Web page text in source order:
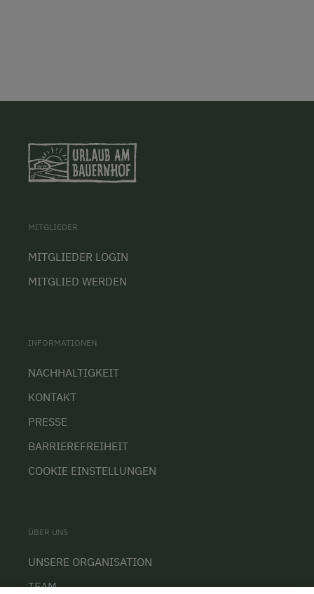
MITGLIEDER
MITGLIEDER LOGIN
MITGLIED WERDEN
INFORMATIONEN
NACHHALTIGKEIT
KONTAKT
PRESSE
BARRIEREFREIHEIT
COOKIE EINSTELLUNGEN
ÜBER UNS
UNSERE ORGANISATION
TEAM